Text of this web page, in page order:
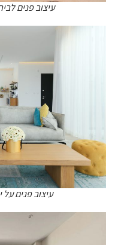
עיצוב פנים
עיצוב פנים